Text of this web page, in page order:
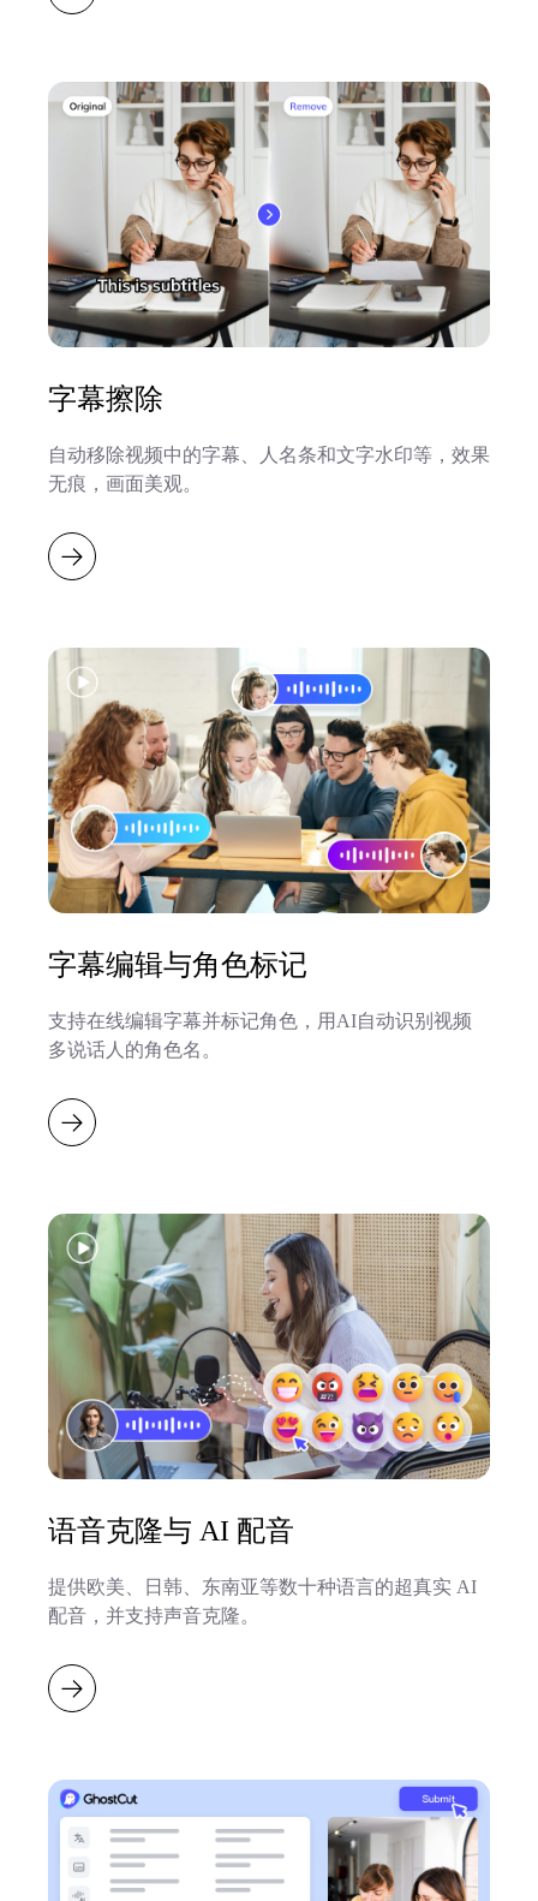
字幕擦除
自动移除视频中的字幕、人名条和文字水印等，效果
无痕，画面美观。
字幕编辑与角色标记
支持在线编辑字幕并标记角色，用AI自动识别视频
多说话人的角色名。
语音克隆与 AI 配音
提供欧美、日韩、东南亚等数十种语言的超真实 AI
配音，并支持声音克隆。